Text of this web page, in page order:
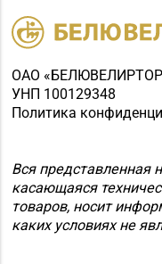
ОАО
УНП 100129348
Политика
Вся представленная
касающаяся
товаров, носит
каких условиях не